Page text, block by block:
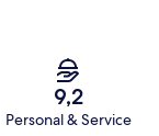
9,2
Personal & Service